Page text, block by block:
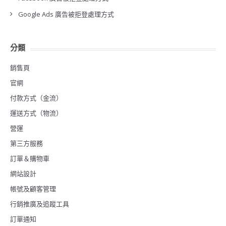
Google Ads 廣告被拒登處理方式
分類
銷售頁
官網
付款方式（金流）
運送方式（物流）
營運
第三方服務
訂單＆購物車
網站設計
帳號及顧客管理
行銷推廣及追蹤工具
訂單通知